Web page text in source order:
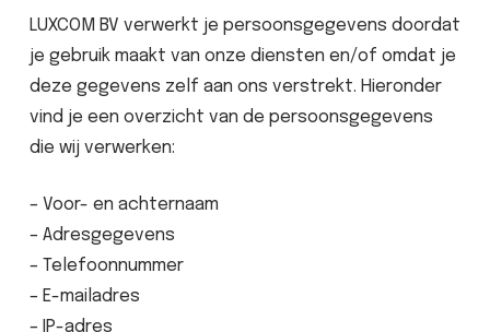
LUXCOM BV verwerkt je persoonsgegevens doordat
je gebruik maakt van onze diensten en/of omdat je
deze gegevens zelf aan ons verstrekt. Hieronder
vind je een overzicht van de persoonsgegevens
die wij verwerken:
– Voor- en achternaam
– Adresgegevens
– Telefoonnummer
– E-mailadres
– IP-adres